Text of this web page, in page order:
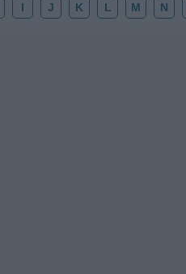
I J K L M N